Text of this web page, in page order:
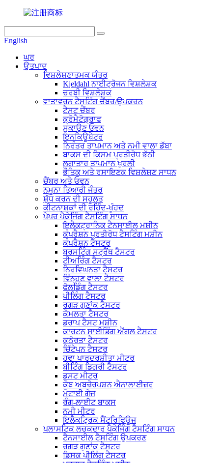
English
ਘਰ
ਉਤਪਾਦ
ਵਿਸ਼ਲੇਸ਼ਣਾਤਮਕ ਯੰਤਰ
Kjeldahl ਨਾਈਟ੍ਰੋਜਨ ਵਿਸ਼ਲੇਸ਼ਕ
ਚਰਬੀ ਵਿਸ਼ਲੇਸ਼ਕ
ਵਾਤਾਵਰਨ ਟੈਸਟਿੰਗ ਚੈਂਬਰ/ਉਪਕਰਨ
ਟੈਸਟ ਚੈਂਬਰ
ਕ੍ਰੋਮੈਟੋਗ੍ਰਾਫ
ਸੁਕਾਉਣ ਓਵਨ
ਇਨਕਿਊਬੇਟਰ
ਨਿਰੰਤਰ ਤਾਪਮਾਨ ਅਤੇ ਨਮੀ ਵਾਲਾ ਡੱਬਾ
ਬਾਕਸ ਦੀ ਕਿਸਮ ਪ੍ਰਤੀਰੋਧ ਭੱਠੀ
ਲਗਾਤਾਰ ਤਾਪਮਾਨ ਖੁਰਲੀ
ਭੌਤਿਕ ਅਤੇ ਰਸਾਇਣਕ ਵਿਸ਼ਲੇਸ਼ਣ ਸਾਧਨ
ਚੈਂਬਰ ਅਤੇ ਓਵਨ
ਨਮੂਨਾ ਤਿਆਰੀ ਜੰਤਰ
ਸ਼ੁੱਧ ਕਰਨ ਦੀ ਸਹੂਲਤ
ਕੀਟਨਾਸ਼ਕਾਂ ਦੀ ਰਹਿੰਦ-ਖੂੰਹਦ
ਪੇਪਰ ਪੈਕੇਜਿੰਗ ਟੈਸਟਿੰਗ ਸਾਧਨ
ਇਲੈਕਟ੍ਰਾਨਿਕ ਟੈਨਸਾਈਲ ਮਸ਼ੀਨ
ਕੰਪਰੈਸ਼ਨ ਪ੍ਰਤੀਰੋਧ ਟੈਸਟਿੰਗ ਮਸ਼ੀਨ
ਕੰਪਰੈਸ਼ਨ ਟੈਸਟਰ
ਬਰਸਟਿੰਗ ਸਟ੍ਰੈਂਥ ਟੈਸਟਰ
ਟੀਅਰਿੰਗ ਟੈਸਟਰ
ਨਿਰਵਿਘਨਤਾ ਟੈਸਟਰ
ਵਿੰਨ੍ਹਣ ਵਾਲਾ ਟੈਸਟਰ
ਫੋਲਡਿੰਗ ਟੈਸਟਰ
ਪੀਲਿੰਗ ਟੈਸਟਰ
ਰਗੜ ਗੁਣਾਂਕ ਟੈਸਟਰ
ਕੋਮਲਤਾ ਟੈਸਟਰ
ਡਰਾਪ ਟੈਸਟ ਮਸ਼ੀਨ
ਕਾਰਟਨ ਸਾਈਡਿੰਗ ਐਂਗਲ ਟੈਸਟਰ
ਕਠੋਰਤਾ ਟੈਸਟਰ
ਚਿੱਟੇਪਨ ਟੈਸਟਰ
ਹਵਾ ਪਾਰਦਰਸ਼ੀਤਾ ਮੀਟਰ
ਬੀਟਿੰਗ ਡਿਗਰੀ ਟੈਸਟਰ
ਡਸਟ ਮੀਟਰ
ਕੋਬ ਅਬਜ਼ੋਰਪਸ਼ਨ ਐਨਾਲਾਈਜ਼ਰ
ਮੋਟਾਈ ਗੇਜ
ਰੰਗ-ਲਾਈਟ ਬਾਕਸ
ਨਮੀ ਮੀਟਰ
ਇਲੈਕਟ੍ਰਿਕ ਸੈਂਟਰਿਫਿਊਜ
ਪਲਾਸਟਿਕ ਲਚਕਦਾਰ ਪੈਕੇਜਿੰਗ ਟੈਸਟਿੰਗ ਸਾਧਨ
ਟੈਨਸਾਈਲ ਟੈਸਟਿੰਗ ਉਪਕਰਣ
ਰਗੜ ਗੁਣਾਂਕ ਟੈਸਟਰ
ਡਿਸਕ ਪੀਲਿੰਗ ਟੈਸਟਰ